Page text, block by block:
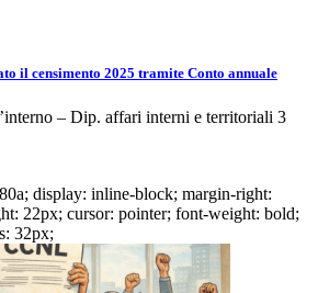
il censimento 2025 tramite Conto annuale
– Dip. affari interni e territoriali 3
display: inline-block; margin-right:
22px; cursor: pointer; font-weight: bold;
32px;